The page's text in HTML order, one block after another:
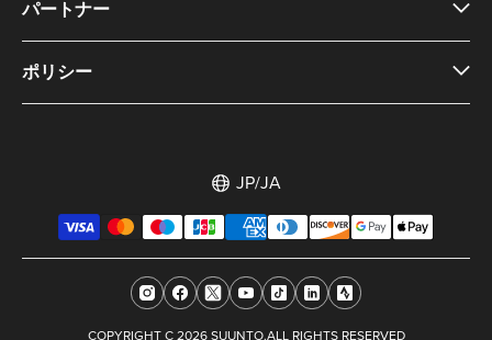
パートナー
ポリシー
JP/JA
COPYRIGHT C 2026 SUUNTO.ALL RIGHTS RESERVED